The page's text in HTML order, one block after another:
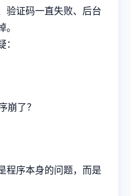
验证码一直失败、后台
崩了？
程序本身的问题，而是